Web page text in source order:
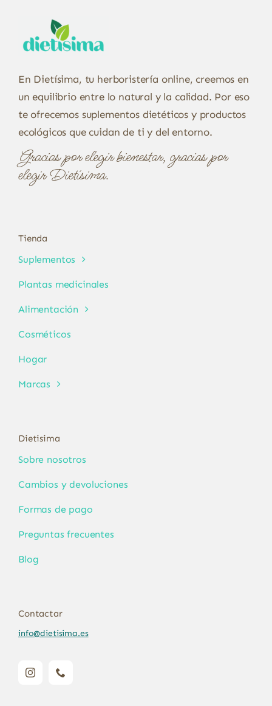
En Dietísima, tu herboristería online, creemos en
un equilibrio entre lo natural y la calidad. Por eso
te ofrecemos suplementos dietéticos y productos
ecológicos que cuidan de ti y del entorno.
Gracias por elegir bienestar, gracias por
elegir Dietísima.
Tienda
Suplementos
Plantas medicinales
Alimentación
Cosméticos
Hogar
Marcas
Dietisima
Sobre nosotros
Cambios y devoluciones
Formas de pago
Preguntas frecuentes
Blog
Contactar
info@dietisima.es